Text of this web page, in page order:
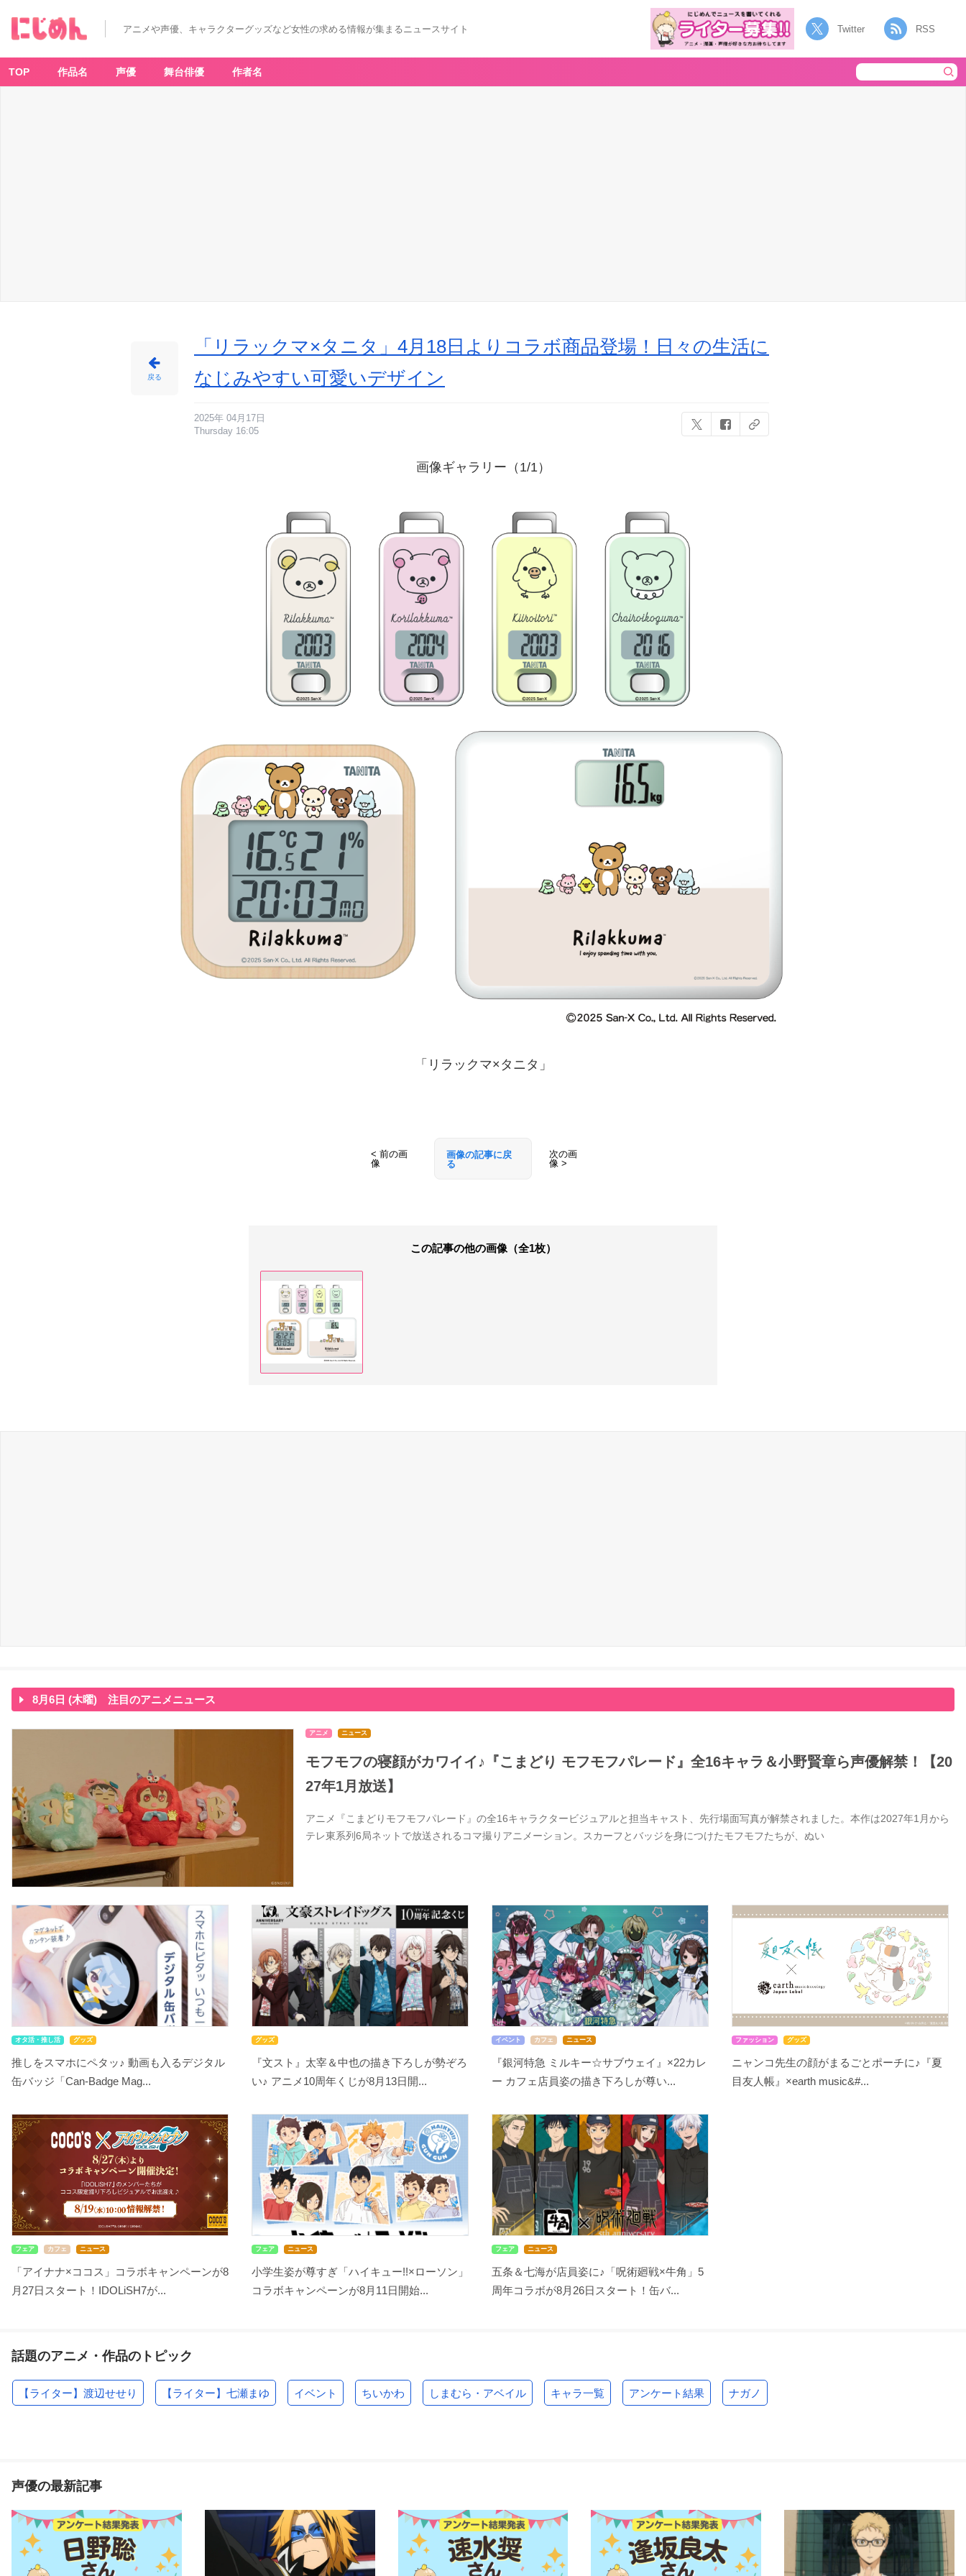
タ
タ」
ア
アニメや声優、キャラクターグッズなど女性の求める情報が集まるニュースサイト Twitter RSS
TOP 作品名 声優 舞台俳優 作者名
戻る
「リラックマ×タニタ」4月18日よりコラボ商品登場！日々の生活に
なじみやすい可愛いデザイン
2025年 04月17日
Thursday 16:05
画像ギャラリー（1/1）
「リラックマ×タニタ」
< 前の画
像
画像の記事に戻
る
次の画
像 >
この記事の他の画像（全1枚）
8月6日 (木曜) 注目のアニメニュース
アニメ ニュース
モフモフの寝顔がカワイイ♪『こまどり モフモフパレード』全16キャラ＆小野賢章ら声優解禁！【20
27年1月放送】
アニメ『こまどりモフモフパレード』の全16キャラクタービジュアルと担当キャスト、先行場面写真が解禁されました。本作は2027年1月から
テレ東系列6局ネットで放送されるコマ撮りアニメーション。スカーフとバッジを身につけたモフモフたちが、ぬい
オタ活・推し活 グッズ
推しをスマホにペタッ♪ 動画も入るデジタル
缶バッジ「Can-Badge Mag...
グッズ
『文スト』太宰＆中也の描き下ろしが勢ぞろ
い♪ アニメ10周年くじが8月13日開...
イベント カフェ ニュース
『銀河特急 ミルキー☆サブウェイ』×22カレ
ー カフェ店員姿の描き下ろしが尊い...
ファッション グッズ
ニャンコ先生の顔がまるごとポーチに♪『夏
目友人帳』×earth music&#...
フェア カフェ ニュース
「アイナナ×ココス」コラボキャンペーンが8
月27日スタート！IDOLiSH7が...
フェア ニュース
小学生姿が尊すぎ「ハイキュー!!×ローソン」
コラボキャンペーンが8月11日開始...
フェア ニュース
五条＆七海が店員姿に♪「呪術廻戦×牛角」5
周年コラボが8月26日スタート！缶バ...
話題のアニメ・作品のトピック
【ライター】渡辺せせり 【ライター】七瀬まゆ イベント ちいかわ しまむら・アベイル キャラ一覧 アンケート結果 ナガノ
声優の最新記事